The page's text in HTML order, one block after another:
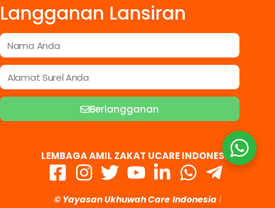
Langganan Lansiran
Berlangganan
LEMBAGA AMIL ZAKAT UCARE INDONESIA
© Yayasan Ukhuwah Care Indonesia |